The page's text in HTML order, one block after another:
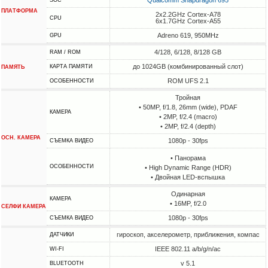
ПЛАТФОРМА
CPU
2x2.2GHz Cortex-A78
6x1.7GHz Cortex-A55
GPU Adreno 619, 950MHz
ПАМЯТЬ
RAM / ROM 4/128, 6/128, 8/128 GB
КАРТА ПАМЯТИ до 1024GB (комбинированный слот)
ОСОБЕННОСТИ ROM UFS 2.1
ОСН. КАМЕРА
КАМЕРА
Тройная
• 50MP, f/1.8, 26mm (wide), PDAF
• 2MP, f/2.4 (macro)
• 2MP, f/2.4 (depth)
СЪЕМКА ВИДЕО 1080p - 30fps
ОСОБЕННОСТИ
• Панорама
• High Dynamic Range (HDR)
• Двойная LED-вспышка
СЕЛФИ КАМЕРА
КАМЕРА
Одинарная
• 16MP, f/2.0
СЪЕМКА ВИДЕО 1080p - 30fps
ДАТЧИКИ гироскоп, акселерометр, приближения, компас
WI-FI IEEE 802.11 a/b/g/n/ac
BLUETOOTH v 5.1